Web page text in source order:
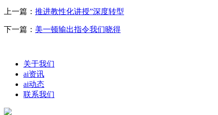
上一篇： 推进教性化讲授”深度转型
下一篇： 美一顿输出指令我们晓得
关于我们
ai资讯
ai动态
联系我们